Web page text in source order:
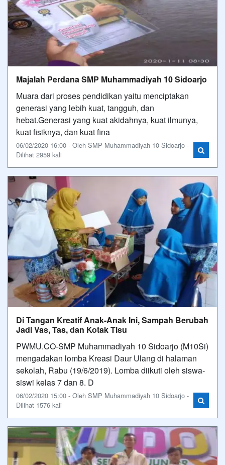
Majalah Perdana SMP Muhammadiyah 10 Sidoarjo
Muara dari proses pendidikan yaitu menciptakan
generasi yang lebih kuat, tangguh, dan
hebat.Generasi yang kuat akidahnya, kuat ilmunya,
kuat fisiknya, dan kuat fina
06/02/2020 16:00 - Oleh SMP Muhammadiyah 10 Sidoarjo -
Dilihat 2959 kali
Di Tangan Kreatif Anak-Anak Ini, Sampah Berubah
Jadi Vas, Tas, dan Kotak Tisu
PWMU.CO-SMP Muhammadiyah 10 Sidoarjo (M10Si)
mengadakan lomba Kreasi Daur Ulang di halaman
sekolah, Rabu (19/6/2019). Lomba diikuti oleh siswa-
siswi kelas 7 dan 8. D
06/02/2020 15:00 - Oleh SMP Muhammadiyah 10 Sidoarjo -
Dilihat 1576 kali